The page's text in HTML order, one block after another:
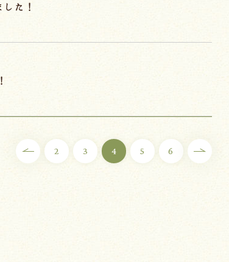
た！
2 3 4 5 6